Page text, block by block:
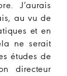
J’aurais
au vu de
et en
ne serait
études de
directeur